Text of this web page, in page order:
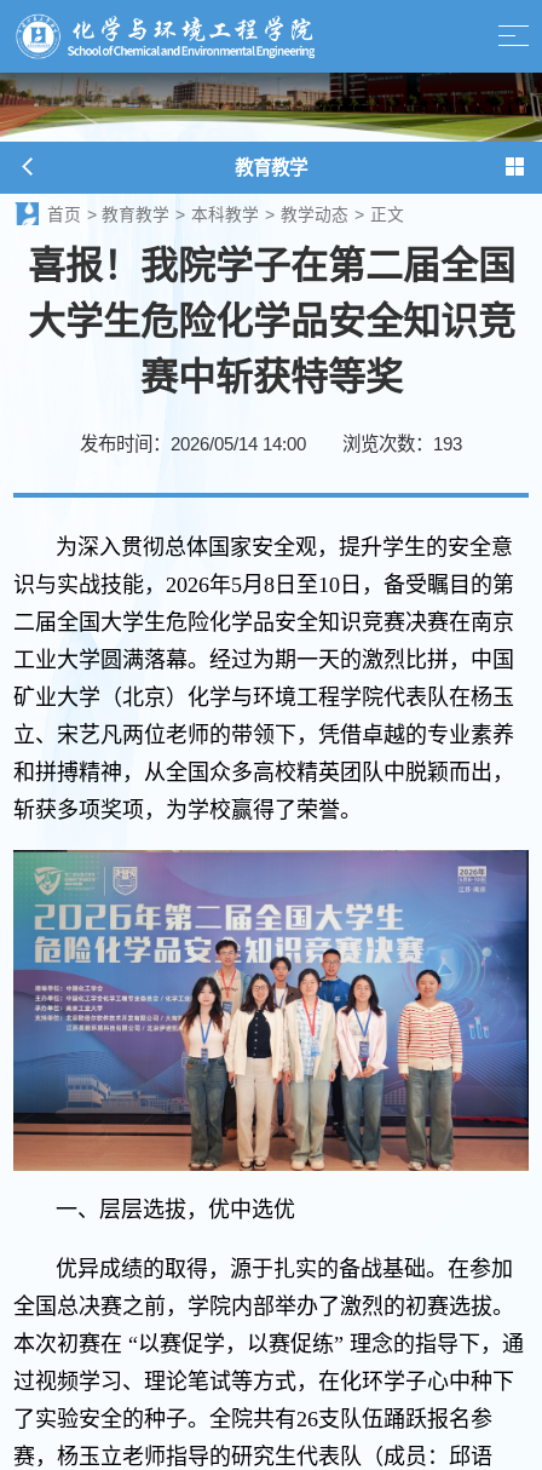
教育教学
首页 > 教育教学 > 本科教学 > 教学动态 > 正文
喜报！我院学子在第二届全国
大学生危险化学品安全知识竞
赛中斩获特等奖
发布时间：2026/05/14 14:00 浏览次数： 193
为深入贯彻总体国家安全观，提升学生的安全意
识与实战技能，2026年5月8日至10日，备受瞩目的第
二届全国大学生危险化学品安全知识竞赛决赛在南京
工业大学圆满落幕。经过为期一天的激烈比拼，中国
矿业大学（北京）化学与环境工程学院代表队在杨玉
立、宋艺凡两位老师的带领下，凭借卓越的专业素养
和拼搏精神，从全国众多高校精英团队中脱颖而出，
斩获多项奖项，为学校赢得了荣誉。
一、层层选拔，优中选优
优异成绩的取得，源于扎实的备战基础。在参加
全国总决赛之前，学院内部举办了激烈的初赛选拔。
本次初赛在 “以赛促学，以赛促练” 理念的指导下，通
过视频学习、理论笔试等方式，在化环学子心中种下
了实验安全的种子。全院共有26支队伍踊跃报名参
赛，杨玉立老师指导的研究生代表队（成员：邱语